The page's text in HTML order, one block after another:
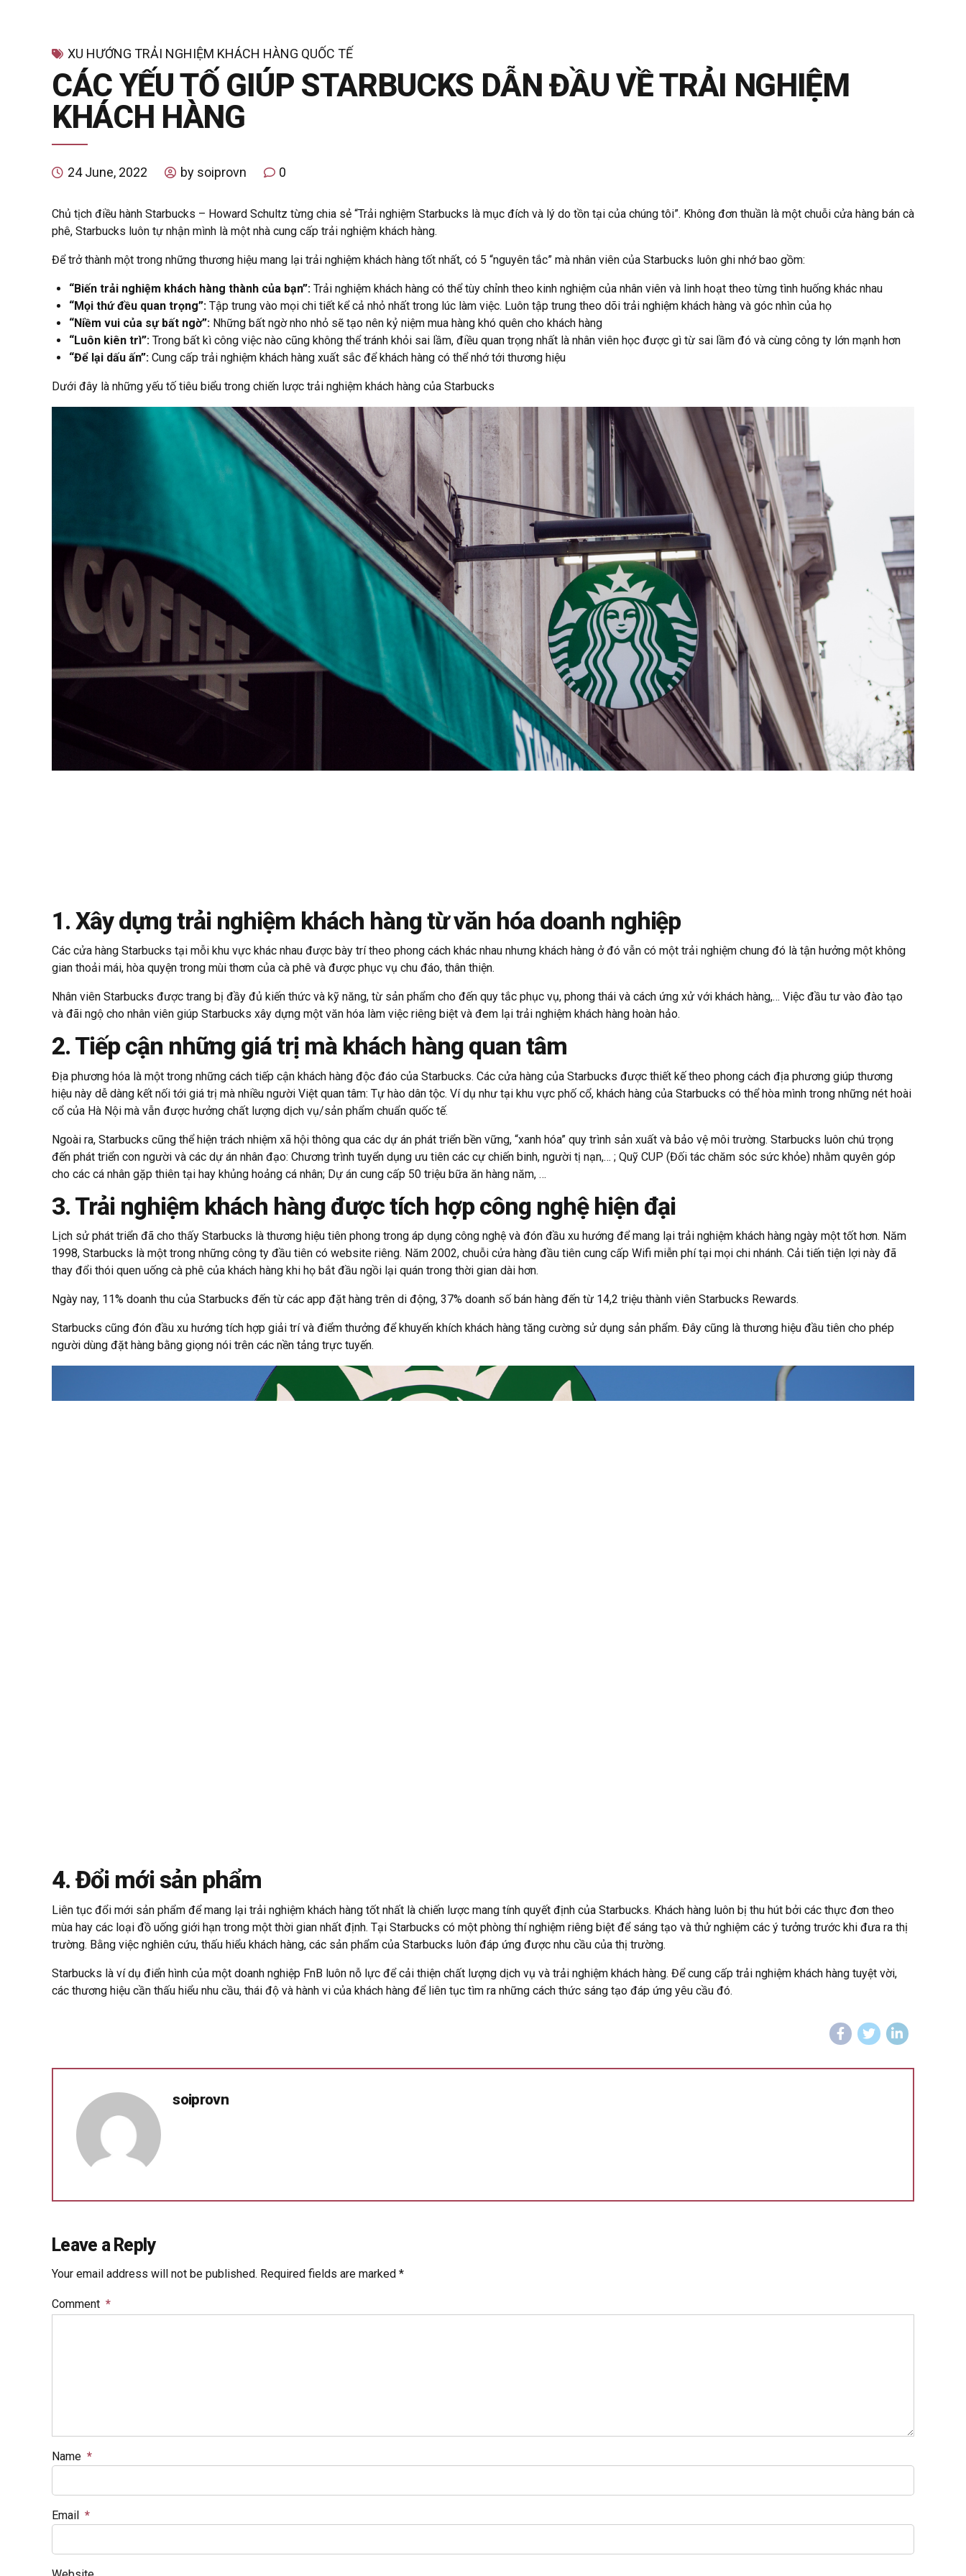
XU HƯỚNG TRẢI NGHIỆM KHÁCH HÀNG QUỐC TẾ
CÁC YẾU TỐ GIÚP STARBUCKS DẪN ĐẦU VỀ TRẢI NGHIỆM
KHÁCH HÀNG
24 June, 2022 by soiprovn 0
Chủ tịch điều hành Starbucks – Howard Schultz từng chia sẻ “Trải nghiệm Starbucks là mục đích và lý do tồn tại của chúng tôi”. Không đơn thuần là một chuỗi cửa hàng bán cà
phê, Starbucks luôn tự nhận mình là một nhà cung cấp trải nghiệm khách hàng.
Để trở thành một trong những thương hiệu mang lại trải nghiệm khách hàng tốt nhất, có 5 “nguyên tắc” mà nhân viên của Starbucks luôn ghi nhớ bao gồm:
“Biến trải nghiệm khách hàng thành của bạn”: Trải nghiệm khách hàng có thể tùy chỉnh theo kinh nghiệm của nhân viên và linh hoạt theo từng tình huống khác nhau
“Mọi thứ đều quan trọng”: Tập trung vào mọi chi tiết kể cả nhỏ nhất trong lúc làm việc. Luôn tập trung theo dõi trải nghiệm khách hàng và góc nhìn của họ
“Niềm vui của sự bất ngờ”: Những bất ngờ nho nhỏ sẽ tạo nên kỷ niệm mua hàng khó quên cho khách hàng
“Luôn kiên trì”: Trong bất kì công việc nào cũng không thể tránh khỏi sai lầm, điều quan trọng nhất là nhân viên học được gì từ sai lầm đó và cùng công ty lớn mạnh hơn
“Để lại dấu ấn”: Cung cấp trải nghiệm khách hàng xuất sắc để khách hàng có thể nhớ tới thương hiệu
Dưới đây là những yếu tố tiêu biểu trong chiến lược trải nghiệm khách hàng của Starbucks
1. Xây dựng trải nghiệm khách hàng từ văn hóa doanh nghiệp
Các cửa hàng Starbucks tại mỗi khu vực khác nhau được bày trí theo phong cách khác nhau nhưng khách hàng ở đó vẫn có một trải nghiệm chung đó là tận hưởng một không
gian thoải mái, hòa quyện trong mùi thơm của cà phê và được phục vụ chu đáo, thân thiện.
Nhân viên Starbucks được trang bị đầy đủ kiến thức và kỹ năng, từ sản phẩm cho đến quy tắc phục vụ, phong thái và cách ứng xử với khách hàng,… Việc đầu tư vào đào tạo
và đãi ngộ cho nhân viên giúp Starbucks xây dựng một văn hóa làm việc riêng biệt và đem lại trải nghiệm khách hàng hoàn hảo.
2. Tiếp cận những giá trị mà khách hàng quan tâm
Địa phương hóa là một trong những cách tiếp cận khách hàng độc đáo của Starbucks. Các cửa hàng của Starbucks được thiết kế theo phong cách địa phương giúp thương
hiệu này dễ dàng kết nối tới giá trị mà nhiều người Việt quan tâm: Tự hào dân tộc. Ví dụ như tại khu vực phố cổ, khách hàng của Starbucks có thể hòa mình trong những nét hoài
cổ của Hà Nội mà vẫn được hưởng chất lượng dịch vụ/sản phẩm chuẩn quốc tế.
Ngoài ra, Starbucks cũng thể hiện trách nhiệm xã hội thông qua các dự án phát triển bền vững, “xanh hóa” quy trình sản xuất và bảo vệ môi trường. Starbucks luôn chú trọng
đến phát triển con người và các dự án nhân đạo: Chương trình tuyển dụng ưu tiên các cự chiến binh, người tị nạn,… ; Quỹ CUP (Đối tác chăm sóc sức khỏe) nhằm quyên góp
cho các cá nhân gặp thiên tại hay khủng hoảng cá nhân; Dự án cung cấp 50 triệu bữa ăn hàng năm, …
3. Trải nghiệm khách hàng được tích hợp công nghệ hiện đại
Lịch sử phát triển đã cho thấy Starbucks là thương hiệu tiên phong trong áp dụng công nghệ và đón đầu xu hướng để mang lại trải nghiệm khách hàng ngày một tốt hơn. Năm
1998, Starbucks là một trong những công ty đầu tiên có website riêng. Năm 2002, chuỗi cửa hàng đầu tiên cung cấp Wifi miễn phí tại mọi chi nhánh. Cải tiến tiện lợi này đã
thay đổi thói quen uống cà phê của khách hàng khi họ bắt đầu ngồi lại quán trong thời gian dài hơn.
Ngày nay, 11% doanh thu của Starbucks đến từ các app đặt hàng trên di động, 37% doanh số bán hàng đến từ 14,2 triệu thành viên Starbucks Rewards.
Starbucks cũng đón đầu xu hướng tích hợp giải trí và điểm thưởng để khuyến khích khách hàng tăng cường sử dụng sản phẩm. Đây cũng là thương hiệu đầu tiên cho phép
người dùng đặt hàng bằng giọng nói trên các nền tảng trực tuyến.
4. Đổi mới sản phẩm
Liên tục đổi mới sản phẩm để mang lại trải nghiệm khách hàng tốt nhất là chiến lược mang tính quyết định của Starbucks. Khách hàng luôn bị thu hút bởi các thực đơn theo
mùa hay các loại đồ uống giới hạn trong một thời gian nhất định. Tại Starbucks có một phòng thí nghiệm riêng biệt để sáng tạo và thử nghiệm các ý tưởng trước khi đưa ra thị
trường. Bằng việc nghiên cứu, thấu hiểu khách hàng, các sản phẩm của Starbucks luôn đáp ứng được nhu cầu của thị trường.
Starbucks là ví dụ điển hình của một doanh nghiệp FnB luôn nỗ lực để cải thiện chất lượng dịch vụ và trải nghiệm khách hàng. Để cung cấp trải nghiệm khách hàng tuyệt vời,
các thương hiệu cần thấu hiểu nhu cầu, thái độ và hành vi của khách hàng để liên tục tìm ra những cách thức sáng tạo đáp ứng yêu cầu đó.
soiprovn
Leave a Reply
Your email address will not be published. Required fields are marked *
Comment *
Name *
Email *